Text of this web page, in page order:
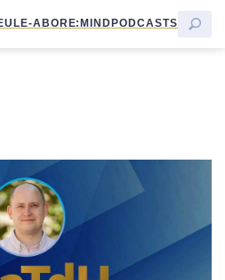
ABORE:MINDPODCASTS